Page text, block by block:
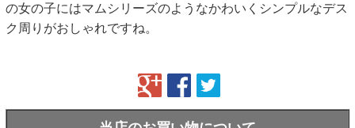
の女の子にはマムシリーズのようなかわいくシンプルなデス
ク周りがおしゃれですね。